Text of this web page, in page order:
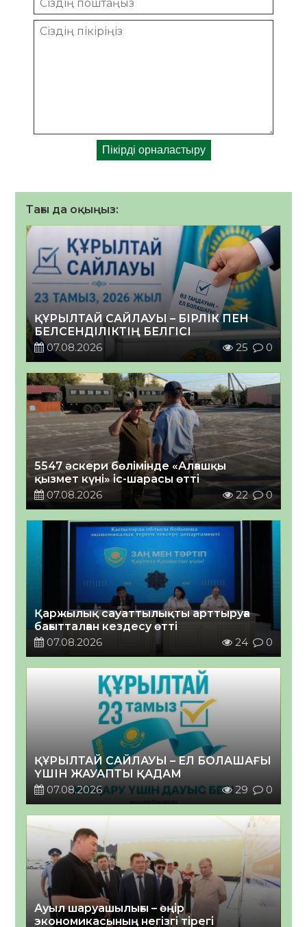
Тағы да оқыңыз:
ҚҰРЫЛТАЙ САЙЛАУЫ – БІРЛІК ПЕН
БЕЛСЕНДІЛІКТІҢ БЕЛГІСІ
07.08.2026
25 0
5547 әскери бөлімінде «Алғашқы
қызмет күні» іс-шарасы өтті
07.08.2026
22 0
Қаржылық сауаттылықты арттыруға
бағытталған кездесу өтті
07.08.2026
24 0
ҚҰРЫЛТАЙ САЙЛАУЫ – ЕЛ БОЛАШАҒЫ
ҮШІН ЖАУАПТЫ ҚАДАМ
07.08.2026
29 0
Ауыл шаруашылығы – өңір
экономикасының негізгі тірегі